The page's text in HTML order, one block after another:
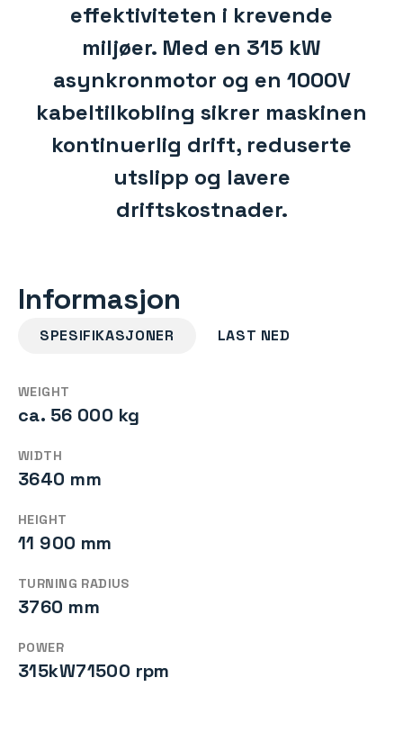
effektiviteten i krevende
miljøer. Med en 315 kW
asynkronmotor og en 1000V
kabeltilkobling sikrer maskinen
kontinuerlig drift, reduserte
utslipp og lavere
driftskostnader.
Informasjon
SPESIFIKASJONER LAST NED
WEIGHT
ca. 56 000 kg
WIDTH
3640 mm
HEIGHT
11 900 mm
TURNING RADIUS
3760 mm
POWER
315kW71500 rpm